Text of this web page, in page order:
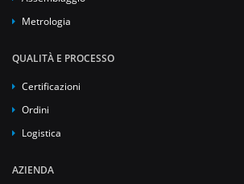
Metrologia
QUALITÀ E PROCESSO
Certificazioni
Ordini
Logistica
AZIENDA